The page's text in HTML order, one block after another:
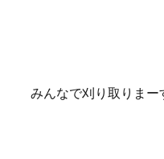
みんなで刈り取りまー